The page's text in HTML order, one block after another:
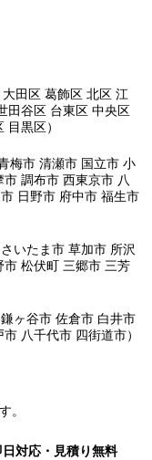
大田区 葛飾区 北区 江
田谷区 台東区 中央区
黒区）
梅市 清瀬市 国立市 小
調布市 西東京市 八
日野市 府中市 福生市
いたま市 草加市 所沢
松伏町 三郷市 三芳
ヶ谷市 佐倉市 白井市
八千代市 四街道市）
。
対応・見積り無料